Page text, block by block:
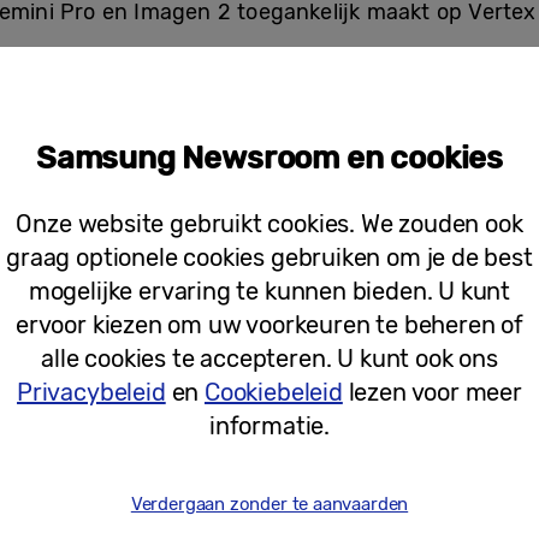
Pro en Imagen 2 toegankelijk maakt op
waarden als het gaat om het toegankelijker
S24-serie de eerste smartphone is die is
Yoon, Corporate EVP en Head of Software
“Na uitgebreide tests en vergelijkingen, hebben
Gemini-gedreven AI-ervaring op de Galaxy
zoals tekst, code, afbeeldingen en video’s,
gebruikers profiteren van de
samenwerking toegang tot essentiële Google
data compliance.
kunnen ook direct gebruik maken van Imagen
Google DeepMind tot nu toe. Deze
Samsung Newsroom en cookies
Onze website gebruikt cookies. We zouden ook
graag optionele cookies gebruiken om je de best
mogelijke ervaring te kunnen bieden. U kunt
ervoor kiezen om uw voorkeuren te beheren of
alle cookies te accepteren. U kunt ook ons
Privacybeleid en Cookiebeleid lezen voor meer
informatie.
Verdergaan zonder te aanvaarden